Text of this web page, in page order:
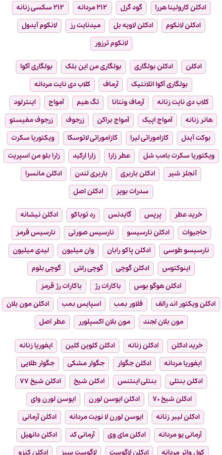
ادکلن کارولینا هررا
گود گرل ۲۱۲ مردانه
۲۱۲ سکسی زنانه
ادکلن لانکوم
ادکلن لاویه بل میدنایت رز
لانکوم آیدول
لانکوم ترزور
ادکلن ادکلن بولگاری بولگاری من این بلک
بولگاری آکوا
بولگاری آکوا اتلانتیک
آرماف
کلاب دی نایت مردانه
کلاب دی نایت زنانه
آرماف ونتانا تگ هیم آمواج
اینترلود
هانر زنانه
آمواج اپیک آمواج براکن زرجوف
زرجوف مفیستو
بوکت آیدل
کازاموراتی لیرا کازاموراتی لاتوسکا
ویکتوریا سکرت
ویکتوریا سکرت بامب شل
عطر زارا زارا ارکید
زارا بلو من اسپریت
آنجلز شیر
ادکلن باربری باربری لندن
ادکلن مانسرا
سدرات بویز
ادکلن اصل
خرید عطر پرپس گایدنس رد توباکو
ادکلن نیشانه
حاجیوات
ادکلن نارسیسو نارسیس صورتی
نارسیس قرمز
نارسیسو طوسی
ادکلن پاکو رابان وان میلیون
لیدی میلیون
اینوکتوس
ادکلن گوچی گوچی راش
گوچی بلوم
ادکلن هوگو بوس
باکارات رژ
باکارات رژ قرمز
ادکلن ویکتور اند رالف
فلاور بمب اسپایس بمب
ادکلن مون بلان
مون بلان لجند
مون بلان اکسپلورر عطر اصل
خرید ادکلن ادکلن زنانه ادکلن کلوین کلین
ایفوریا زنانه
ایفوریا مردانه
ادکلن جگوار جگوار مشکی
جگوار طلایی
ادکلن بنتلی
بنتلی اینتنس ادکلن شیخ
ادکلن شیخ ۷۷
ادکلن شیخ ۷۰
ادکلن ایوسن لورن
ایوسن لورن وای
ادکلن لیبر زنانه
ایوسن لورن لا نویت مردانه
ادکلن آرمانی
آرمانی یو مردانه
ادکلن مای وی آرمانی کد
ادکلن دانهیل
کول واتر مردانه
ادکلن لاگوست لاگوست سبز
ادکلن کنزو